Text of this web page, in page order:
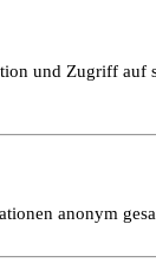
und Zugriff auf
anonym